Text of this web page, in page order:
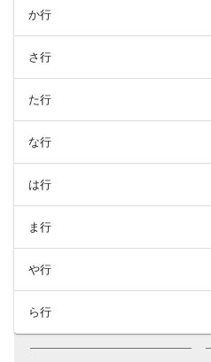
か行
さ行
た行
な行
は行
ま行
や行
ら行